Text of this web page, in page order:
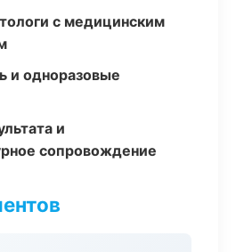
с медицинским
и одноразовые
и
сопровождение